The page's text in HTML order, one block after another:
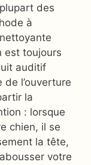
des
à
est toujours
auditif
de l’ouverture
la
: lorsque
chien, il se
la tête,
votre